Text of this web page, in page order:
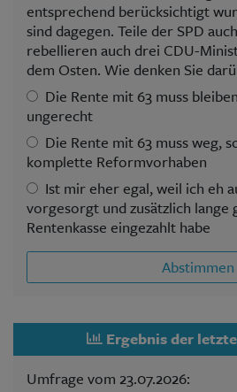
entsprechend berücksichtigt
sind dagegen. Teile der SPD
rebellieren auch drei CDU-
dem Osten. Wie denken Sie
Die Rente mit 63 muss
ungerecht
Die Rente mit 63 muss weg,
komplette Reformvorhaben
Ist mir eher egal, weil ich eh
vorgesorgt und zusätzlich lange
Rentenkasse eingezahlt habe
Abstimmen
Ergebnis der
Umfrage vom 23.07.2026: